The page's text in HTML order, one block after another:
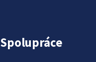
Spolupráce